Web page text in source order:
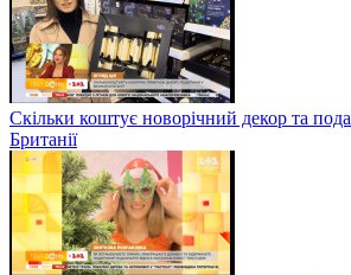
Скільки коштує новорічний декор та
Британії